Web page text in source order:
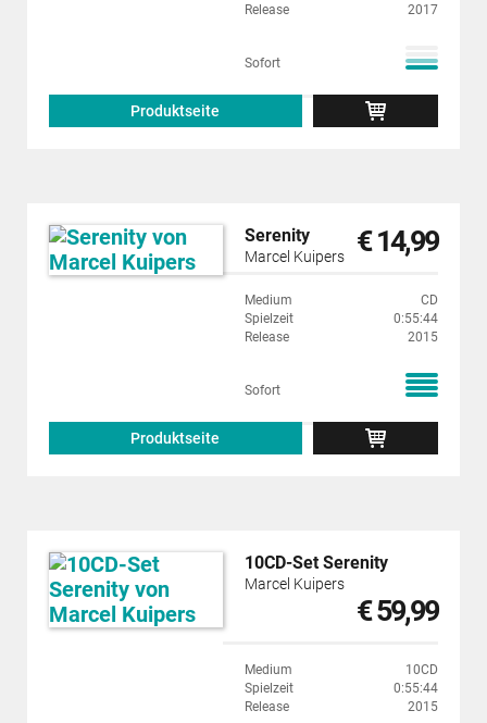
Release
2017
Sofort
Produktseite
Serenity
Marcel Kuipers € 14,99
Medium
CD
Spielzeit
0:55:44
Release
2015
Sofort
Produktseite
10CD-Set Serenity
Marcel Kuipers
€ 59,99
Medium
10CD
Spielzeit
0:55:44
Release
2015